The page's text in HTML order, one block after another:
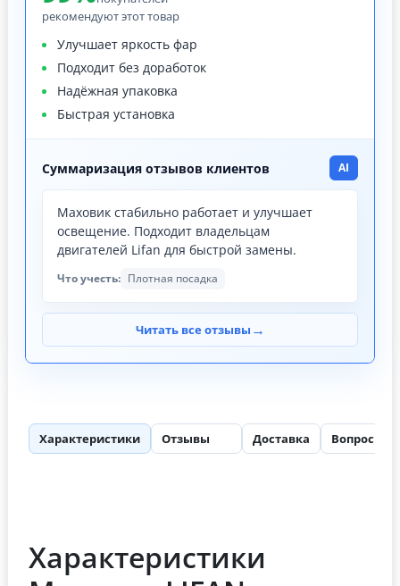
рекомендуют этот товар
Улучшает яркость фар
Подходит без доработок
Надёжная упаковка
Быстрая установка
Суммаризация отзывов клиентов AI
Маховик стабильно работает и улучшает
освещение. Подходит владельцам
двигателей Lifan для быстрой замены.
Что учесть: Плотная посадка
Читать все отзывы →
Характеристики Отзывы Доставка Вопросы
Характеристики